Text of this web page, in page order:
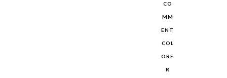
CO
MM
ENT
COL
ORE
R